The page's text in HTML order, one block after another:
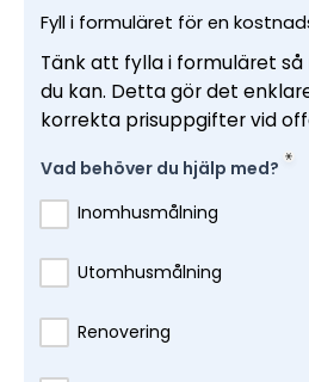
Fyll i formuläret för en
Tänk att fylla i formuläret
du kan. Detta gör det
korrekta prisuppgifter vid
Vad behöver du hjälp med?
Inomhusmålning
Utomhusmålning
Renovering